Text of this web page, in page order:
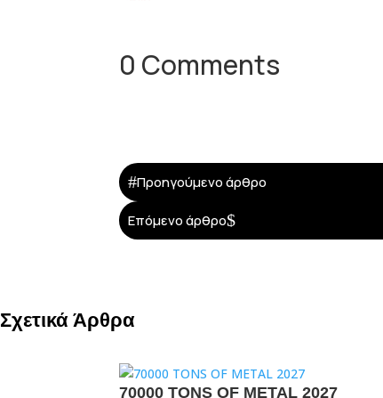
0 Comments
#Προηγούμενο άρθρο
Επόμενο άρθρο$
Σχετικά Άρθρα
70000 TONS OF METAL 2027